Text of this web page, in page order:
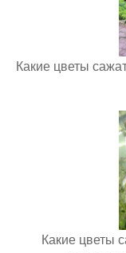
Какие цветы
Какие цветы